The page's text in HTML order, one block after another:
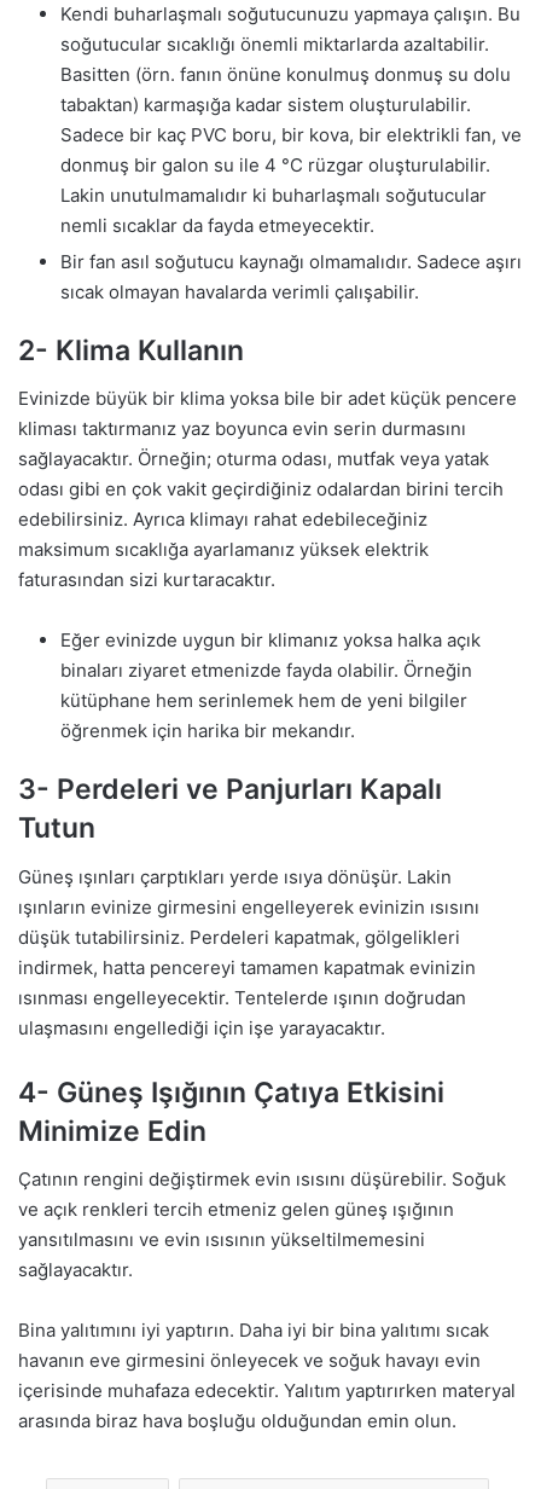
Kendi buharlaşmalı soğutucunuzu yapmaya çalışın. Bu
soğutucular sıcaklığı önemli miktarlarda azaltabilir.
Basitten (örn. fanın önüne konulmuş donmuş su dolu
tabaktan) karmaşığa kadar sistem oluşturulabilir.
Sadece bir kaç PVC boru, bir kova, bir elektrikli fan, ve
donmuş bir galon su ile 4 °C rüzgar oluşturulabilir.
Lakin unutulmamalıdır ki buharlaşmalı soğutucular
nemli sıcaklar da fayda etmeyecektir.
Bir fan asıl soğutucu kaynağı olmamalıdır. Sadece aşırı
sıcak olmayan havalarda verimli çalışabilir.
2- Klima Kullanın
Evinizde büyük bir klima yoksa bile bir adet küçük pencere
kliması taktırmanız yaz boyunca evin serin durmasını
sağlayacaktır. Örneğin; oturma odası, mutfak veya yatak
odası gibi en çok vakit geçirdiğiniz odalardan birini tercih
edebilirsiniz. Ayrıca klimayı rahat edebileceğiniz
maksimum sıcaklığa ayarlamanız yüksek elektrik
faturasından sizi kurtaracaktır.
Eğer evinizde uygun bir klimanız yoksa halka açık
binaları ziyaret etmenizde fayda olabilir. Örneğin
kütüphane hem serinlemek hem de yeni bilgiler
öğrenmek için harika bir mekandır.
3- Perdeleri ve Panjurları Kapalı
Tutun
Güneş ışınları çarptıkları yerde ısıya dönüşür. Lakin
ışınların evinize girmesini engelleyerek evinizin ısısını
düşük tutabilirsiniz. Perdeleri kapatmak, gölgelikleri
indirmek, hatta pencereyi tamamen kapatmak evinizin
ısınması engelleyecektir. Tentelerde ışının doğrudan
ulaşmasını engellediği için işe yarayacaktır.
4- Güneş Işığının Çatıya Etkisini
Minimize Edin
Çatının rengini değiştirmek evin ısısını düşürebilir. Soğuk
ve açık renkleri tercih etmeniz gelen güneş ışığının
yansıtılmasını ve evin ısısının yükseltilmemesini
sağlayacaktır.
Bina yalıtımını iyi yaptırın. Daha iyi bir bina yalıtımı sıcak
havanın eve girmesini önleyecek ve soğuk havayı evin
içerisinde muhafaza edecektir. Yalıtım yaptırırken materyal
arasında biraz hava boşluğu olduğundan emin olun.